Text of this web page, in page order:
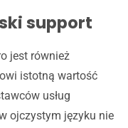
support
jest również
istotną wartość
usług
ojczystym języku nie